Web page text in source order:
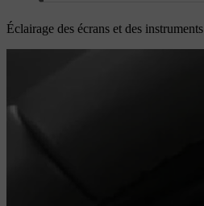
Éclairage des écrans et des instruments